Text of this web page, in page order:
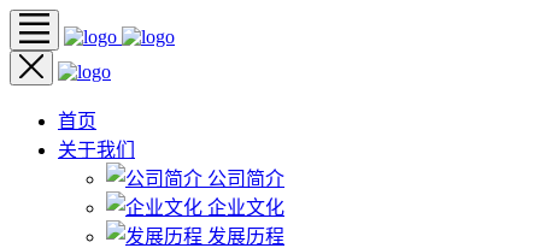
首页
关于我们
公司简介
企业文化
发展历程